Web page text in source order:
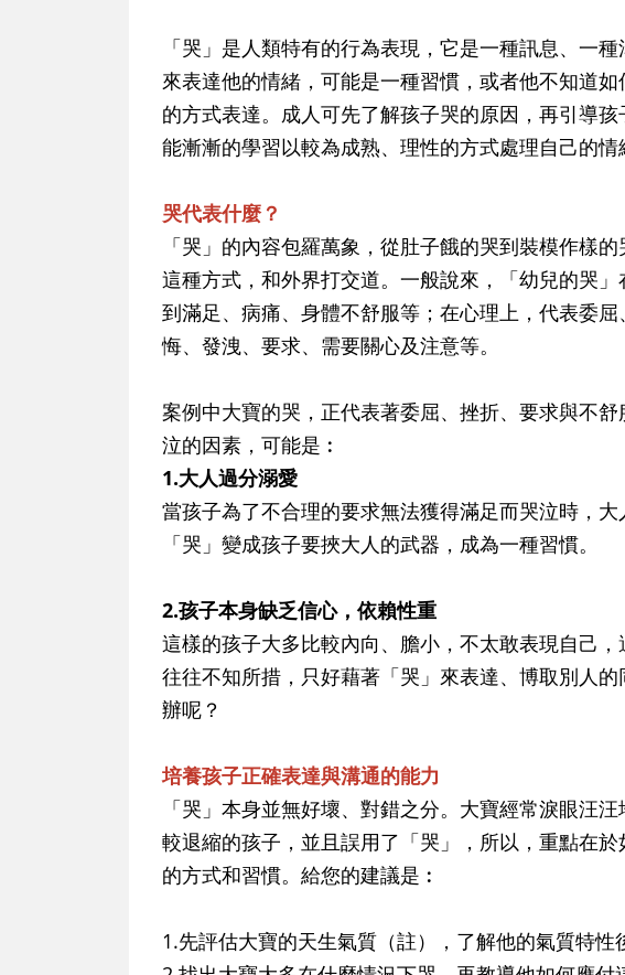
「哭」是人類特有的行為表現，它是一種訊息、一
來表達他的情緒，可能是一種習慣，或者他不知道
的方式表達。成人可先了解孩子哭的原因，再引導
能漸漸的學習以較為成熟、理性的方式處理自己的情
哭代表什麼？
「哭」的內容包羅萬象，從肚子餓的哭到裝模作樣
這種方式，和外界打交道。一般說來，「幼兒的哭
到滿足、病痛、身體不舒服等；在心理上，代表委
悔、發洩、要求、需要關心及注意等。
案例中大寶的哭，正代表著委屈、挫折、要求與不
泣的因素，可能是︰
1.大人過分溺愛
當孩子為了不合理的要求無法獲得滿足而哭泣時，大
「哭」變成孩子要挾大人的武器，成為一種習慣。
2.孩子本身缺乏信心，依賴性重
這樣的孩子大多比較內向、膽小，不太敢表現自己
往往不知所措，只好藉著「哭」來表達、博取別人
辦呢？
培養孩子正確表達與溝通的能力
「哭」本身並無好壞、對錯之分。大寶經常淚眼汪
較退縮的孩子，並且誤用了「哭」，所以，重點在
的方式和習慣。給您的建議是︰
1.先評估大寶的天生氣質（註），了解他的氣質特性